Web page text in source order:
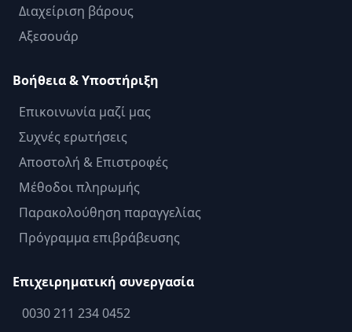
Διαχείριση βάρους
Αξεσουάρ
Βοήθεια & Υποστήριξη
Επικοινωνία μαζί μας
Συχνές ερωτήσεις
Αποστολή & Επιστροφές
Μέθοδοι πληρωμής
Παρακολούθηση παραγγελίας
Πρόγραμμα επιβράβευσης
Επιχειρηματική συνεργασία
0030 211 234 0452